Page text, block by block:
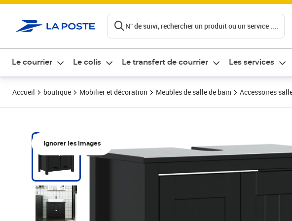
N° de suivi, rechercher un produit ou un service ....
Le courrier Le colis Le transfert de courrier Les services
Accueil boutique Mobilier et décoration Meubles de salle de bain Accessoires
Ignorer les images